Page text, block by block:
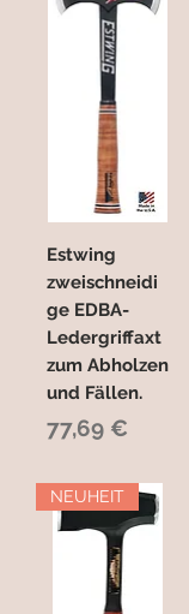
Estwing
zweischneidi
ge EDBA-
Ledergriffaxt
zum Abholzen
und Fällen.
Preis
77,69 €
NEUHEIT